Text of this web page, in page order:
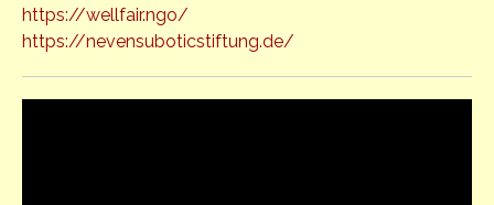
https://wellfair.ngo/
https://nevensuboticstiftung.de/